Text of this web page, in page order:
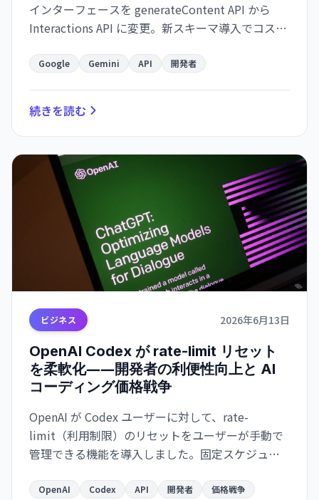
インターフェースを generateContent API から
Interactions API に変更。新スキーマ導入でコスト
API 経由のみリリース予定。
Google Gemini API 開発者
続きを読む
ビジネス 2026年6月13日
OpenAI Codex が rate-limit リセット
を柔軟化――開発者の利便性向上と AI
コーディング価格戦争
OpenAI が Codex ユーザーに対して、rate-
limit（利用制限）のリセットをユーザーが手動で
管理できる機能を導入しました。固定スケジュー
向上する一方で、AI コーディング市場での競争を
OpenAI Codex API 開発者 価格戦争